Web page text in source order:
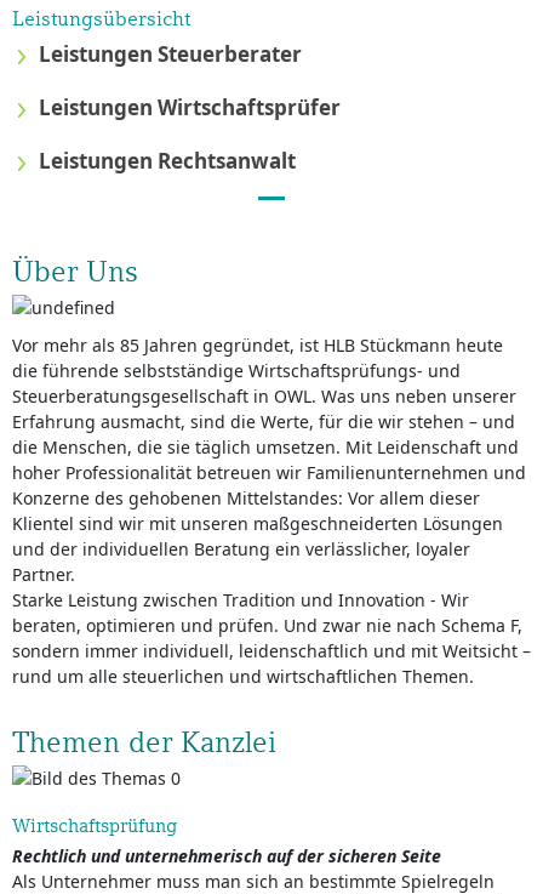
Leistungsübersicht
Leistungen Steuerberater
Leistungen Wirtschaftsprüfer
Leistungen Rechtsanwalt
Über Uns
Vor mehr als 85 Jahren gegründet, ist HLB Stückmann heute
die führende selbstständige Wirtschaftsprüfungs- und
Steuerberatungsgesellschaft in OWL. Was uns neben unserer
Erfahrung ausmacht, sind die Werte, für die wir stehen – und
die Menschen, die sie täglich umsetzen. Mit Leidenschaft und
hoher Professionalität betreuen wir Familienunternehmen und
Konzerne des gehobenen Mittelstandes: Vor allem dieser
Klientel sind wir mit unseren maßgeschneiderten Lösungen
und der individuellen Beratung ein verlässlicher, loyaler
Partner.
Starke Leistung zwischen Tradition und Innovation - Wir
beraten, optimieren und prüfen. Und zwar nie nach Schema F,
sondern immer individuell, leidenschaftlich und mit Weitsicht –
rund um alle steuerlichen und wirtschaftlichen Themen.
Themen der Kanzlei
Wirtschaftsprüfung
Rechtlich und unternehmerisch auf der sicheren Seite
Als Unternehmer muss man sich an bestimmte Spielregeln